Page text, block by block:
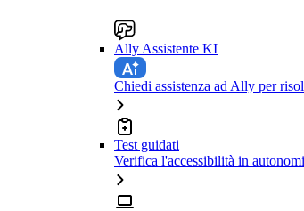
Ally Assistente KI
Chiedi assistenza ad Ally per
Test guidati
Verifica l'accessibilità in